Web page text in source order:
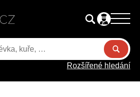
Rozšířené hledání